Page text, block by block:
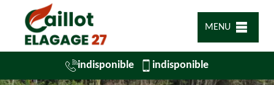
MENU
indisponible indisponible